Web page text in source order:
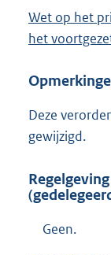
E
x
e
n
e
i
n
Wet op het
het
Deze
gewijzigd.
Geen.